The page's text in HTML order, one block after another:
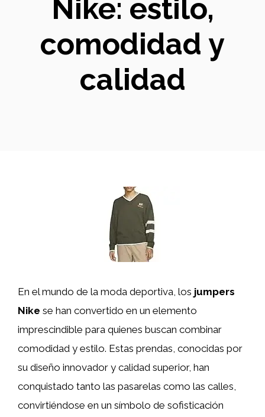
Nike: estilo,
comodidad y
calidad
En el mundo de la moda deportiva, los jumpers
Nike se han convertido en un elemento
imprescindible para quienes buscan combinar
comodidad y estilo. Estas prendas, conocidas por
su diseño innovador y calidad superior, han
conquistado tanto las pasarelas como las calles,
convirtiéndose en un símbolo de sofisticación